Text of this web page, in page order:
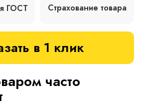
ГОСТ Страхование товара
в 1 клик
часто